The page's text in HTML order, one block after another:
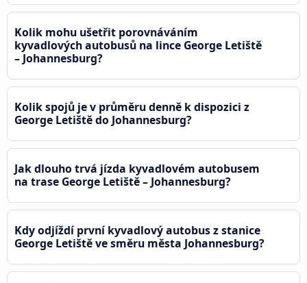
Kolik mohu ušetřit porovnáváním
kyvadlových autobusů na lince George Letiště
– Johannesburg?
Kolik spojů je v průměru denně k dispozici z
George Letiště do Johannesburg?
Jak dlouho trvá jízda kyvadlovém autobusem
na trase George Letiště – Johannesburg?
Kdy odjíždí první kyvadlový autobus z stanice
George Letiště ve směru města Johannesburg?